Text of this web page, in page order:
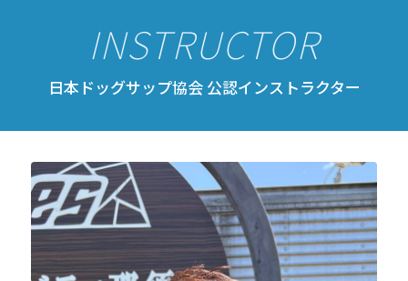
公認スクール案内
資格取得・協会規約
会員ページ
ドッグサップをはじめよう
日本ドッグサップ協会 公認インストラクター